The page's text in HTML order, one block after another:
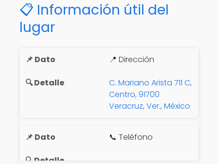
📋 Información útil del
lugar
📍 Dirección
C. Mariano Arista 711 C,
Centro, 91700
Veracruz, Ver., México
📞 Teléfono